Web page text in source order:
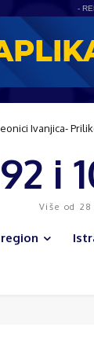
-
Ivanjica-
92 i
Više od